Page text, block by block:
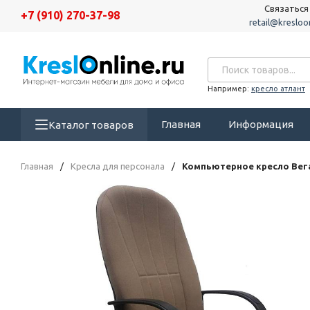
+7 (910) 270-37-98
Например: кресло атлант
Каталог товаров Главная Информация
Главная / Кресла для персонала / Компьютерное кресло